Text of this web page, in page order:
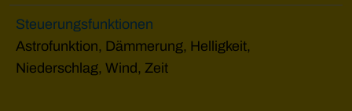
Steuerungsfunktionen
Astrofunktion, Dämmerung, Helligkeit,
Niederschlag, Wind, Zeit